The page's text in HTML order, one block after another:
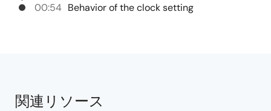
00:54 Behavior of the clock setting
関連リソース